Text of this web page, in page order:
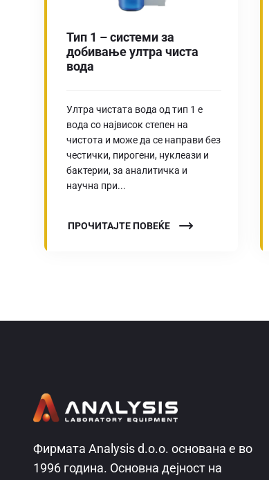
Тип 1 – системи за
добивање ултра чиста
вода
Ултра чистата вода од тип 1 е
вода со највисок степен на
чистота и може да се направи без
честички, пирогени, нуклеази и
бактерии, за аналитичка и
научна при...
ПРОЧИТАЈТЕ ПОВЕЌЕ
Фирмата Analysis d.o.o. основана е во
1996 година. Основна дејност на